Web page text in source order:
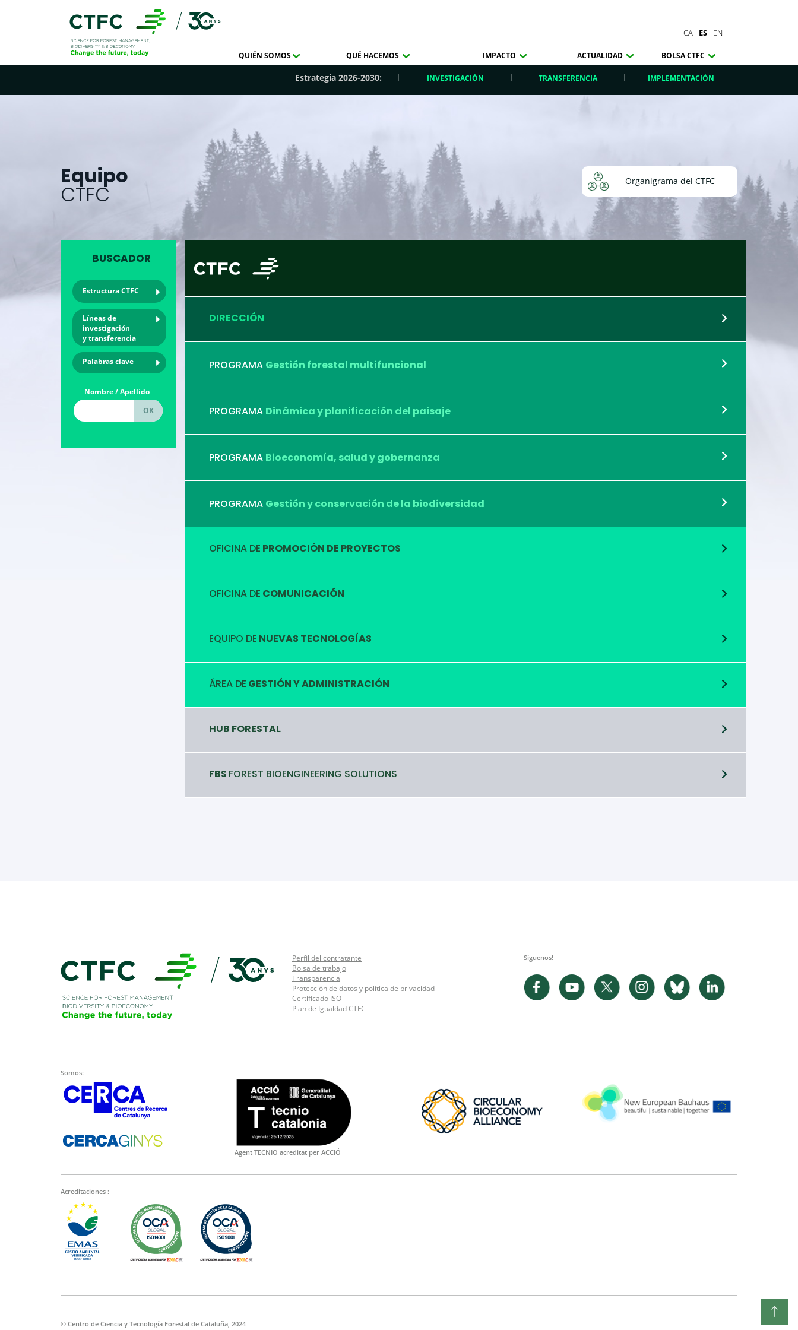
CA ES EN
QUIÉN SOMOS QUÉ HACEMOS IMPACTO ACTUALIDAD BOLSA CTFC
Estrategia 2026-2030: INVESTIGACIÓN TRANSFERENCIA IMPLEMENTACIÓN
Equipo
CTFC
Organigrama del CTFC
BUSCADOR
Estructura CTFC
Líneas de
investigación
y transferencia
Palabras clave
Nombre / Apellido
DIRECCIÓN
PROGRAMA Gestión forestal multifuncional
PROGRAMA Dinámica y planificación del paisaje
PROGRAMA Bioeconomía, salud y gobernanza
PROGRAMA Gestión y conservación de la biodiversidad
OFICINA DE PROMOCIÓN DE PROYECTOS
OFICINA DE COMUNICACIÓN
EQUIPO DE NUEVAS TECNOLOGÍAS
ÁREA DE GESTIÓN Y ADMINISTRACIÓN
HUB FORESTAL
FBS FOREST BIOENGINEERING SOLUTIONS
Perfil del contratante
Bolsa de trabajo
Transparencia
Protección de datos y política de privacidad
Certificado ISO
Plan de Igualdad CTFC
Síguenos!
Somos:
Agent TECNIO acreditat per ACCIÓ
Acreditaciones :
© Centro de Ciencia y Tecnología Forestal de Cataluña, 2024